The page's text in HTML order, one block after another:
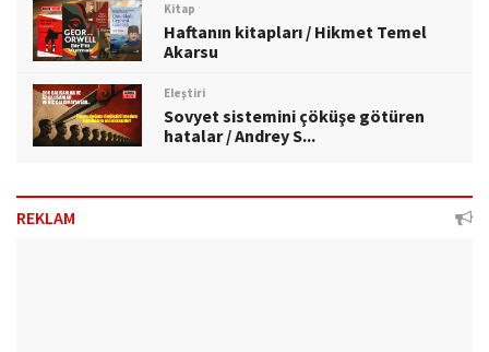
Kitap
Haftanın kitapları / Hikmet Temel
Akarsu
Eleştiri
Sovyet sistemini çöküşe götüren
hatalar / Andrey S...
REKLAM